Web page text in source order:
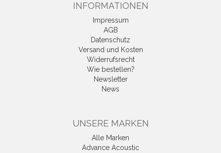
INFORMATIONEN
Impressum
AGB
Datenschutz
Versand und Kosten
Widerrufsrecht
Wie bestellen?
Newsletter
News
UNSERE MARKEN
Alle Marken
Advance Acoustic